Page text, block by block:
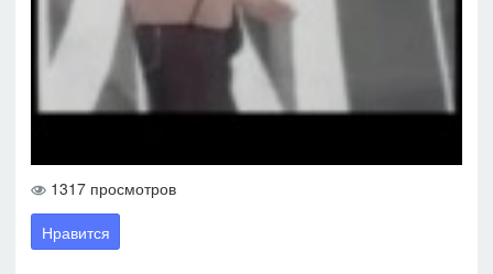
1317 просмотров
Нравится